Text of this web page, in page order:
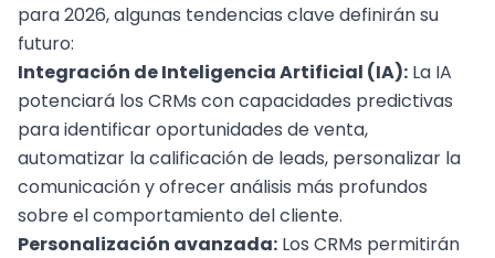
para 2026, algunas tendencias clave definirán su
futuro:
Integración deInteligencia Artificial (IA): La IA
potenciará los CRMs con capacidades predictivas
para identificar oportunidades de venta,
automatizar la calificación de leads, personalizar la
comunicación y ofrecer análisis más profundos
sobre el comportamiento del cliente.
Personalización avanzada: Los CRMs permitirán